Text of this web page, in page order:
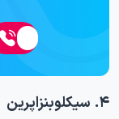
۴. سیکلوبنزاپرین